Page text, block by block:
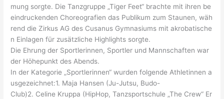
mung sorgte. Die Tanzgruppe „Tiger Feet“ brachte mit ihren be
eindruckenden Choreografien das Publikum zum Staunen, wäh
rend die Zirkus AG des Cusanus Gymnasiums mit akrobatische
n Einlagen für zusätzliche Highlights sorgte.
Die Ehrung der Sportlerinnen, Sportler und Mannschaften war
der Höhepunkt des Abends.
In der Kategorie „Sportlerinnen“ wurden folgende Athletinnen a
usgezeichnet:1. Maja Hansen (Ju-Jutsu, Budo-
Club)2. Celine Kruppa (HipHop, Tanzsportschule „The Crew“ Er